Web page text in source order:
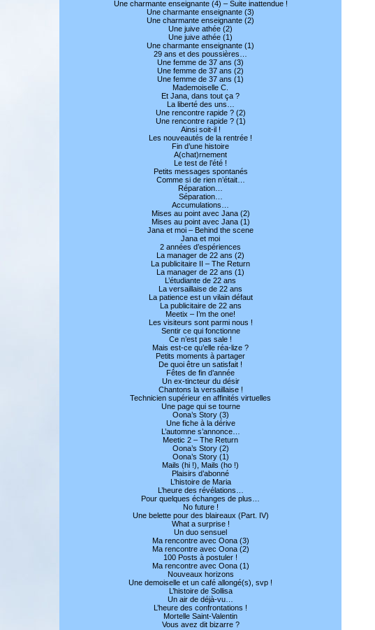
Une charmante enseignante (4) – Suite inattendue !
Une charmante enseignante (3)
Une charmante enseignante (2)
Une juive athée (2)
Une juive athée (1)
Une charmante enseignante (1)
29 ans et des poussières…
Une femme de 37 ans (3)
Une femme de 37 ans (2)
Une femme de 37 ans (1)
Mademoiselle C.
Et Jana, dans tout ça ?
La liberté des uns…
Une rencontre rapide ? (2)
Une rencontre rapide ? (1)
Ainsi soit-il !
Les nouveautés de la rentrée !
Fin d’une histoire
A(chat)rnement
Le test de l’été !
Petits messages spontanés
Comme si de rien n’était…
Réparation…
Séparation…
Accumulations…
Mises au point avec Jana (2)
Mises au point avec Jana (1)
Jana et moi – Behind the scene
Jana et moi
2 années d’espériences
La manager de 22 ans (2)
La publicitaire II – The Return
La manager de 22 ans (1)
L’étudiante de 22 ans
La versaillaise de 22 ans
La patience est un vilain défaut
La publicitaire de 22 ans
Meetix – I’m the one!
Les visiteurs sont parmi nous !
Sentir ce qui fonctionne
Ce n’est pas sale !
Mais est-ce qu’elle réa-lize ?
Petits moments à partager
De quoi être un satisfait !
Fêtes de fin d’année
Un ex-tincteur du désir
Chantons la versaillaise !
Technicien supérieur en affinités virtuelles
Une page qui se tourne
Oona’s Story (3)
Une fiche à la dérive
L’automne s’annonce…
Meetic 2 – The Return
Oona’s Story (2)
Oona’s Story (1)
Mails (hi !), Mails (ho !)
Plaisirs d’abonné
L’histoire de Maria
L’heure des révélations…
Pour quelques échanges de plus…
No future !
Une belette pour des blaireaux (Part. IV)
What a surprise !
Un duo sensuel
Ma rencontre avec Oona (3)
Ma rencontre avec Oona (2)
100 Posts à postuler !
Ma rencontre avec Oona (1)
Nouveaux horizons
Une demoiselle et un café allongé(s), svp !
L’histoire de Sollisa
Un air de déjà-vu…
L’heure des confrontations !
Mortelle Saint-Valentin
Vous avez dit bizarre ?